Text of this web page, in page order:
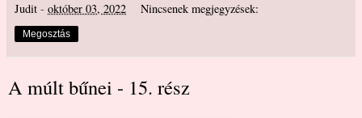
Judit - október 03, 2022 Nincsenek megjegyzések:
Megosztás
A múlt bűnei - 15. rész